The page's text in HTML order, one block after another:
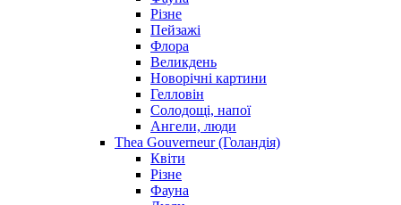
Різне
Пейзажі
Флора
Великдень
Новорічні картини
Гелловін
Солодощі, напої
Ангели, люди
Thea Gouverneur (Голандія)
Квіти
Різне
Фауна